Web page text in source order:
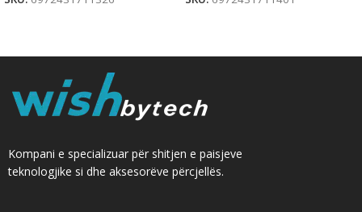
Kompani e specializuar për shitjen e paisjeve
teknologjike si dhe aksesorëve përcjellës.